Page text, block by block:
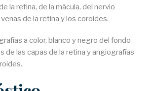
la retina, de la mácula, del nervio
de la retina y los coroides.
a color, blanco y negro del fondo
de las capas de la retina y angiografías